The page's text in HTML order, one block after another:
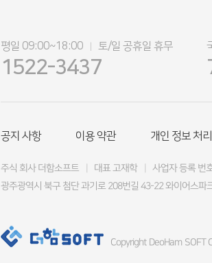
평일 09:00~18:00 토/일 공휴일 휴무
1522-3437
공지 사항 이용 약관 개인 정보 처
주식 회사 더함소프트 대표 고재학 사업자 등록 번
광주광역시 북구 첨단 과기로 208번길 43-22 와이어스파
Copyright DeoHam SOFT